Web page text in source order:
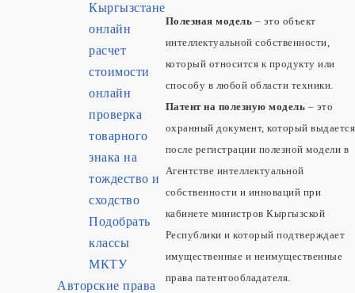
Кыргызстане
онлайн
расчет
стоимости
онлайн
проверка
товарного
знака на
тождество и
сходство
Подобрать
классы
МКТУ
Авторские права
Полезная модель – это объект
интеллектуальной собственности,
который относится к продукту или
способу в любой области техники.
Патент на полезную модель – это
охранный документ, который выдается
после регистрации полезной модели в
Агентстве интеллектуальной
собственности и инноваций при
кабинете министров Кыргызской
Республики и который подтверждает
имущественные и неимущественные
права патентообладателя.